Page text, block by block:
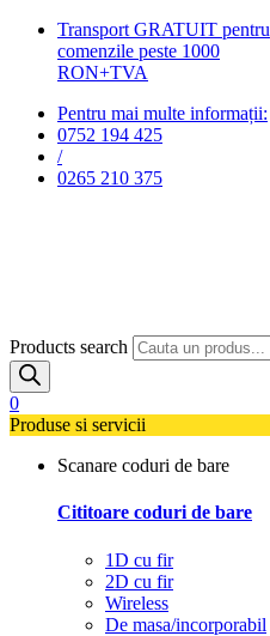
Transport GRATUIT pentru
comenzile peste 1000
RON+TVA
Pentru mai multe informații:
0752 194 425
/
0265 210 375
Products search
0
Produse si servicii
Scanare coduri de bare
Cititoare coduri de bare
1D cu fir
2D cu fir
Wireless
De masa/incorporabil